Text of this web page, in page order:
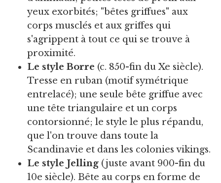
yeux exorbités; "bêtes griffues" aux
corps musclés et aux griffes qui
s'agrippent à tout ce qui se trouve à
proximité.
Le style Borre (c. 850-fin du Xe siècle).
Tresse en ruban (motif symétrique
entrelacé); une seule bête griffue avec
une tête triangulaire et un corps
contorsionné; le style le plus répandu,
que l'on trouve dans toute la
Scandinavie et dans les colonies vikings.
Le style Jelling (juste avant 900-fin du
10e siècle). Bête au corps en forme de